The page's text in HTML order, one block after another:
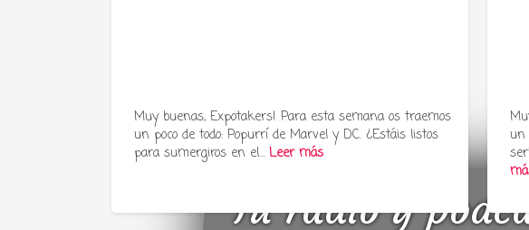
Tu radio y
Muy buenas, Expotakers! Para esta semana os traemos
un poco de todo: Popurrí de Marvel y DC. ¿Estáis listos
para sumergiros en el…Leer más
un